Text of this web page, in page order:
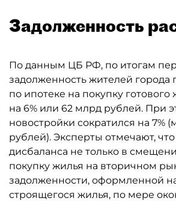
Задолженность
По данным ЦБ РФ, по итогам
задолженность жителей города
по ипотеке на покупку
на 6% или 62 млрд рублей. При
новостройки сократился на 7%
рублей). Эксперты отмечают,
дисбаланса не только в
покупку жилья на вторичном
задолженности, оформленной
строящегося жилья, по мере